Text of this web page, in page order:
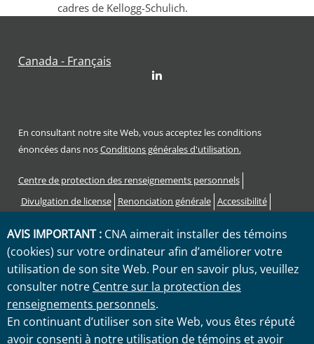
cadres de Kellogg-Schulich.
Canada - Français
LinkedIn
En consultant notre site Web, vous acceptez les conditions
énoncées dans nosConditions générales d'utilisation.
Centre de protection des renseignements personnels
Divulgation de license
Renonciation générale Accessibilité
Sitemap
"CNA" est une marque de service enregistrée par CNA Corporation
Financière avec le United States Patent and Trademark Office.
Certain CNA filiales Corporation Financière utilisent the "CNA"
AVIS IMPORTANT : CNA aimerait installer des témoins
(cookies) sur votre ordinateur afin d’améliorer votre
utilisation de son site Web. Pour en savoir plus, veuillez
consulter notre Centre sur la protection des
renseignements personnels.
En continuant d’utiliser son site Web, vous êtes réputé
avoir consenti à notre utilisation de témoins et avoir